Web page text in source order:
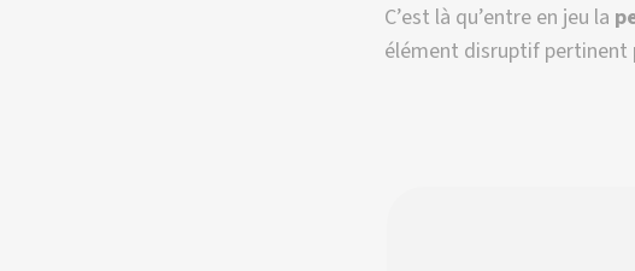
C’est là qu’entre en jeu la
élément disruptif pertinent